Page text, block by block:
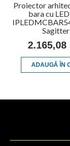
Proiector
bara cu
Sagitter
2.165,08
ADAUGĂ ÎN